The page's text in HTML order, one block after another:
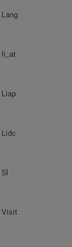
Lang
li_at
Liap
Lidc
Sl
Visit